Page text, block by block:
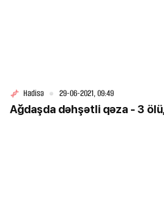
Hadisə 29-06-2021, 09:49
Ağdaşda dəhşətli qəza - 3 ölü,